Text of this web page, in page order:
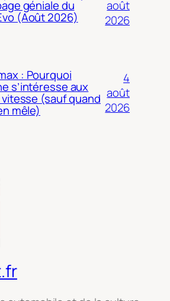
géniale du
(Août 2026)
août
2026
: Pourquoi
s’intéresse aux
(sauf quand
mêle)
4
août
2026